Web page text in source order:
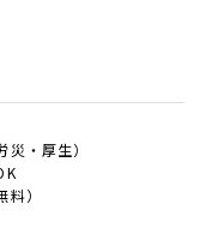
災・厚生）
）